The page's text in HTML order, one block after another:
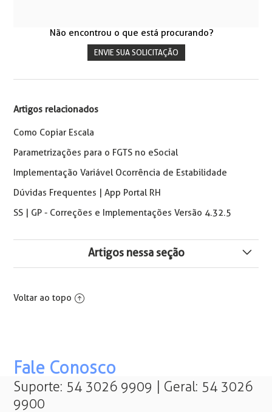
Não encontrou o que está procurando?
ENVIE SUA SOLICITAÇÃO
Artigos relacionados
Como Copiar Escala
Parametrizações para o FGTS no eSocial
Implementação Variável Ocorrência de Estabilidade
Dúvidas Frequentes | App Portal RH
SS | GP - Correções e Implementações Versão 4.32.5
Artigos nessa seção
4.29.3
Campos Para Exibir a "Data Início Última Redução de
Jornada" e "Data Fim Última Redução de Jornada" nas
Solicitações do Portal
Voltar ao topo
Fale Conosco
Suporte: 54 3026 9909 | Geral: 54 3026
9900